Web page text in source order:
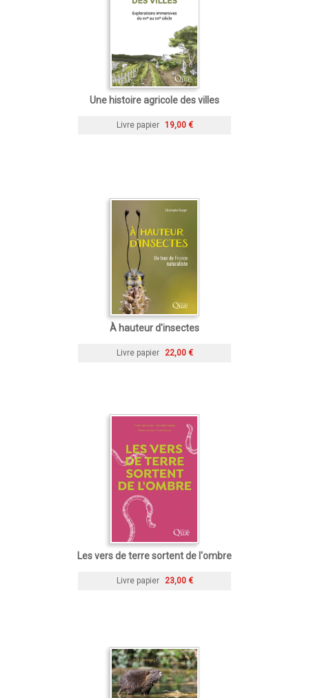
Une histoire agricole des villes
Livre papier 19,00 €
À hauteur d'insectes
Livre papier 22,00 €
Les vers de terre sortent de l'ombre
Livre papier 23,00 €